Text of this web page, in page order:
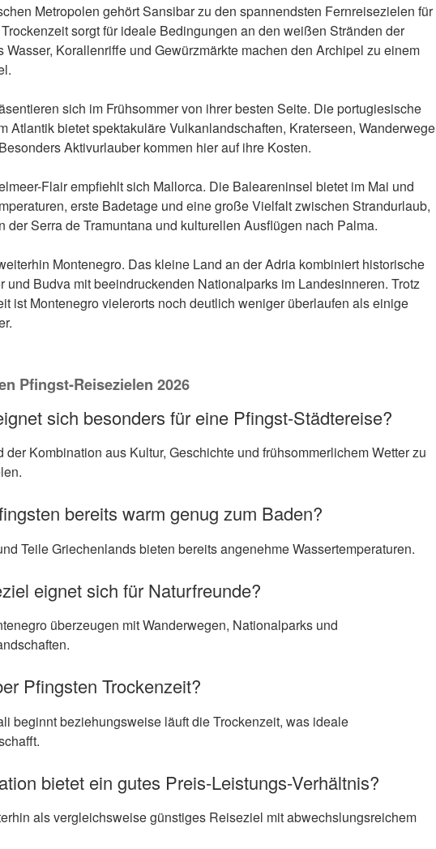
Metropolen gehört Sansibar zu den spannendsten Fernreisezielen für
sorgt für ideale Bedingungen an den weißen Stränden der
Wasser, Korallenriffe und Gewürzmärkte machen den Archipel zu einem
sich im Frühsommer von ihrer besten Seite. Die portugiesische
Atlantik bietet spektakuläre Vulkanlandschaften, Kraterseen, Wanderwege
Aktivurlauber kommen hier auf ihre Kosten.
Flair empfiehlt sich Mallorca. Die Baleareninsel bietet im Mai und
erste Badetage und eine große Vielfalt zwischen Strandurlaub,
der Serra de Tramuntana und kulturellen Ausflügen nach Palma.
Montenegro. Das kleine Land an der Adria kombiniert historische
und Budva mit beeindruckenden Nationalparks im Landesinneren. Trotz
ist Montenegro vielerorts noch deutlich weniger überlaufen als einige
Pfingst-Reisezielen 2026
sich besonders für eine Pfingst-Städtereise?
der Kombination aus Kultur, Geschichte und frühsommerlichem Wetter zu
bereits warm genug zum Baden?
Teile Griechenlands bieten bereits angenehme Wassertemperaturen.
eignet sich für Naturfreunde?
überzeugen mit Wanderwegen, Nationalparks und
Pfingsten Trockenzeit?
beginnt beziehungsweise läuft die Trockenzeit, was ideale
bietet ein gutes Preis-Leistungs-Verhältnis?
als vergleichsweise günstiges Reiseziel mit abwechslungsreichem